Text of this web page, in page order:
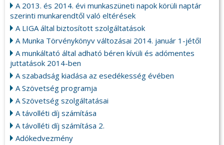
A 2013. és 2014. évi munkaszüneti napok körüli naptár
szerinti munkarendtől való eltérések
A LIGA által biztosított szolgáltatások
A Munka Törvénykönyv változásai 2014. január 1-jétől
A munkáltató által adható béren kívüli és adómentes
juttatások 2014-ben
A szabadság kiadása az esedékesség évében
A Szövetség programja
A Szövetség szolgáltatásai
A távolléti díj számítása
A távolléti díj számítása 2.
Adókedvezmény